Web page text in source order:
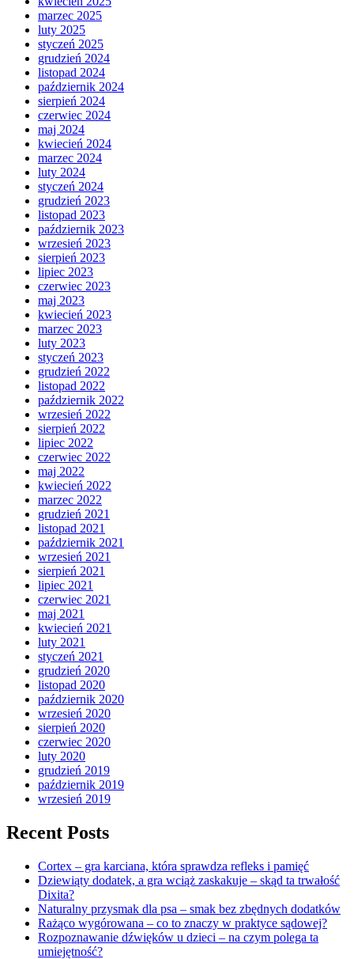
marzec 2025
luty 2025
styczeń 2025
grudzień 2024
listopad 2024
październik 2024
sierpień 2024
czerwiec 2024
maj 2024
kwiecień 2024
marzec 2024
luty 2024
styczeń 2024
grudzień 2023
listopad 2023
październik 2023
wrzesień 2023
sierpień 2023
lipiec 2023
czerwiec 2023
maj 2023
kwiecień 2023
marzec 2023
luty 2023
styczeń 2023
grudzień 2022
listopad 2022
październik 2022
wrzesień 2022
sierpień 2022
lipiec 2022
czerwiec 2022
maj 2022
kwiecień 2022
marzec 2022
grudzień 2021
listopad 2021
październik 2021
wrzesień 2021
sierpień 2021
lipiec 2021
czerwiec 2021
maj 2021
kwiecień 2021
luty 2021
styczeń 2021
grudzień 2020
listopad 2020
październik 2020
wrzesień 2020
sierpień 2020
czerwiec 2020
luty 2020
grudzień 2019
październik 2019
wrzesień 2019
Recent Posts
Cortex – gra karciana, która sprawdza refleks i pamięć
Dziewiąty dodatek, a gra wciąż zaskakuje – skąd ta trwałość
Dixita?
Naturalny przysmak dla psa – smak bez zbędnych dodatków
Rażąco wygórowana – co to znaczy w praktyce sądowej?
Rozpoznawanie dźwięków u dzieci – na czym polega ta
umiejętność?